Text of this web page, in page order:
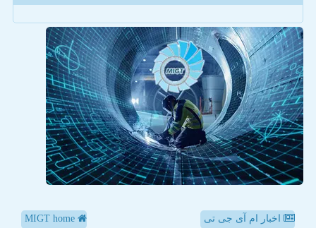
اخبار ام آی جی تی